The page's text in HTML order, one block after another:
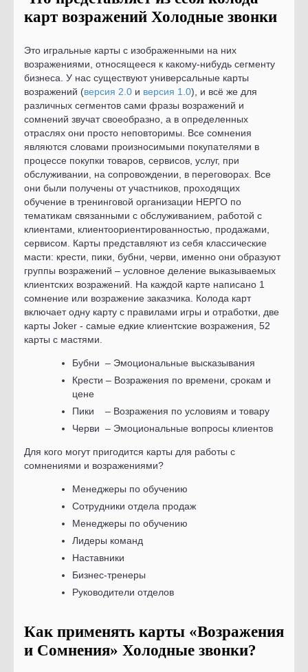
карт возражений Холодные звонки
Это игральные карты с изображенными на них
возражениями, относящееся к какому-нибудь сегменту
бизнеса. У нас существуют универсальные карты
возражений (версия 2.0 и версия 1.0), и всё же для
различных сегментов сами фразы возражений и
сомнений звучат своеобразно, а в определенных
отраслях они просто неповторимы. Все сомнения
являются словами произносимыми покупателями в
процессе покупки товаров, сервисов, услуг, при
обслуживании, на сопровождении, в переговорах. Все
они были получены от участников, проходящих
обучение в тренинговой организации НЕРГО по
тематикам связанными с обслуживанием, работой с
клиентами, клиентоориентированностью, продажами,
сервисом. Карты представляют из себя классические
масти: крести, пики, бубни, черви, именно они образуют
группы возражений – условное деление выказываемых
клиентских возражений. На каждой карте написано 1
сомнение или возражение заказчика. Колода карт
включает одну карту с правилами игры и отработки, две
карты Joker - самые едкие клиентские возражения, 52
карты с мастями.
Бубни – Эмоциональные высказывания
Крести – Возражения по времени, срокам и
цене
Пики – Возражения по условиям и товару
Черви – Эмоциональные вопросы клиентов
Для кого могут пригодится карты для работы с
сомнениями и возражениями?
Менеджеры по обучению
Сотрудники отдела продаж
Менеджеры по обучению
Лидеры команд
Наставники
Бизнес-тренеры
Руководители отделов
Как применять карты «Возражения
и Сомнения» Холодные звонки?